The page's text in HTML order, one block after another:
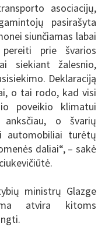
asociacijų,
pasirašyta
siunčiamas labai
prie švarios
siekiant žalesnio,
Deklaraciją
o tai rodo, kad visi
poveikio klimatui
o švarių
automobiliai turėtų
daliai“, – sakė
ministrų Glazge
atvira kitoms